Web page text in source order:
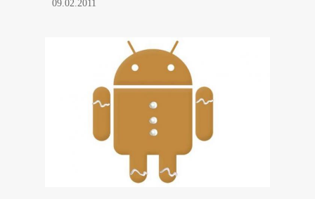
09.02.2011